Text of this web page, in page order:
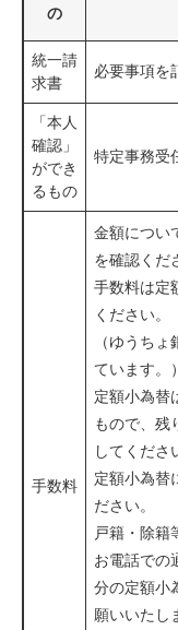
の
統一請
求書
必要事項を
「本人
確認」
ができ
るもの
特定事務受
手数料
金額につい
を確認くだ
手数料は定
ください。
（ゆうち
ています。）
定額小為替
もので、残
してくださ
定額小為替
ださい。
戸籍・除籍
お電話での
分の定額小
願いいたし